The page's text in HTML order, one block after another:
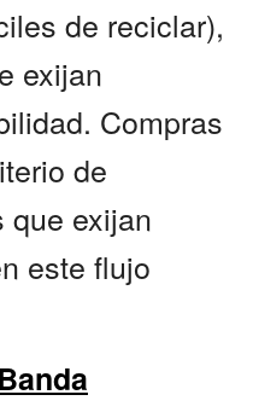
de reciclar),
exijan
Compras
de
que exijan
este flujo